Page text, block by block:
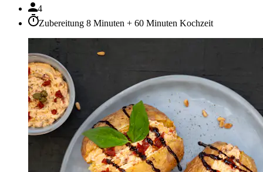
4
Zubereitung 8 Minuten + 60 Minuten Kochzeit